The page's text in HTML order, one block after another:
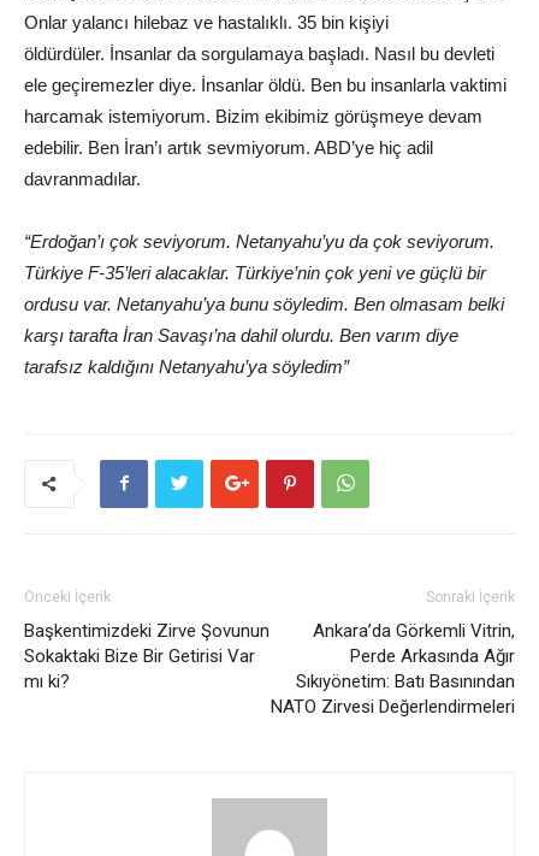
Onlar yalancı hilebaz ve hastalıklı. 35 bin kişiyi
öldürdüler. İnsanlar da sorgulamaya başladı. Nasıl bu devleti
ele geçiremezler diye. İnsanlar öldü. Ben bu insanlarla vaktimi
harcamak istemiyorum. Bizim ekibimiz görüşmeye devam
edebilir. Ben İran’ı artık sevmiyorum. ABD’ye hiç adil
davranmadılar.
“Erdoğan’ı çok seviyorum. Netanyahu’yu da çok seviyorum.
Türkiye F-35’leri alacaklar. Türkiye’nin çok yeni ve güçlü bir
ordusu var. Netanyahu’ya bunu söyledim. Ben olmasam belki
karşı tarafta İran Savaşı’na dahil olurdu. Ben varım diye
tarafsız kaldığını Netanyahu’ya söyledim”
Önceki İçerik
Başkentimizdeki Zirve Şovunun
Sokaktaki Bize Bir Getirisi Var
mı ki?
Sonraki İçerik
Ankara’da Görkemli Vitrin,
Perde Arkasında Ağır
Sıkıyönetim: Batı Basınından
NATO Zirvesi Değerlendirmeleri